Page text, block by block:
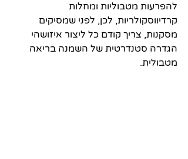
להפרעות מטבוליות ומחלות
קרדיווסקולריות, לכן, לפני שמסיקים
מסקנות, צריך קודם כל ליצור איזושהי
הגדרה סטנדרטית של השמנה בריאה
מטבולית.